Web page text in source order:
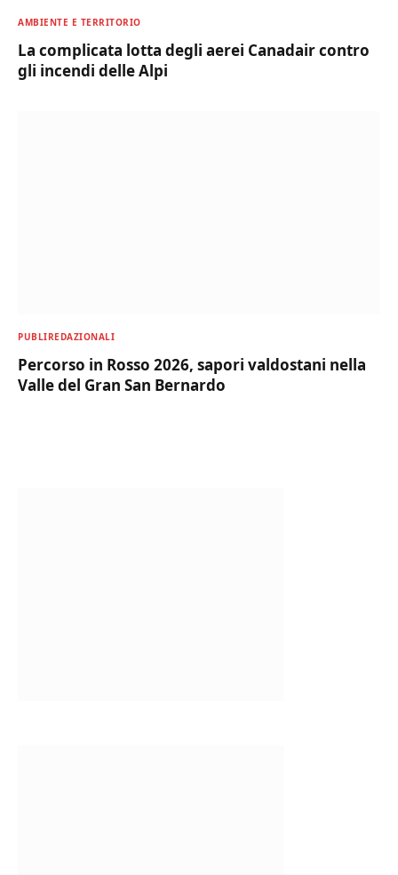
AMBIENTE E TERRITORIO
La complicata lotta degli aerei Canadair contro
gli incendi delle Alpi
PUBLIREDAZIONALI
Percorso in Rosso 2026, sapori valdostani nella
Valle del Gran San Bernardo